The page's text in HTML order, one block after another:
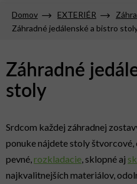
Domov EXTERIÉR
Záhradné jedálenské a bistro
Záhradné
stoly
Srdcom každej záhradnej
ponuke nájdete stoly
pevné, rozkladacie , sklopné aj
najkvalitnejších materiálov,